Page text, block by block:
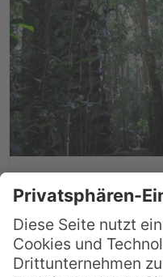
Australiens
Gold Coast